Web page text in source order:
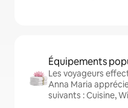
Équipements
Les voyageurs
Anna Maria
suivants : Cuisine,